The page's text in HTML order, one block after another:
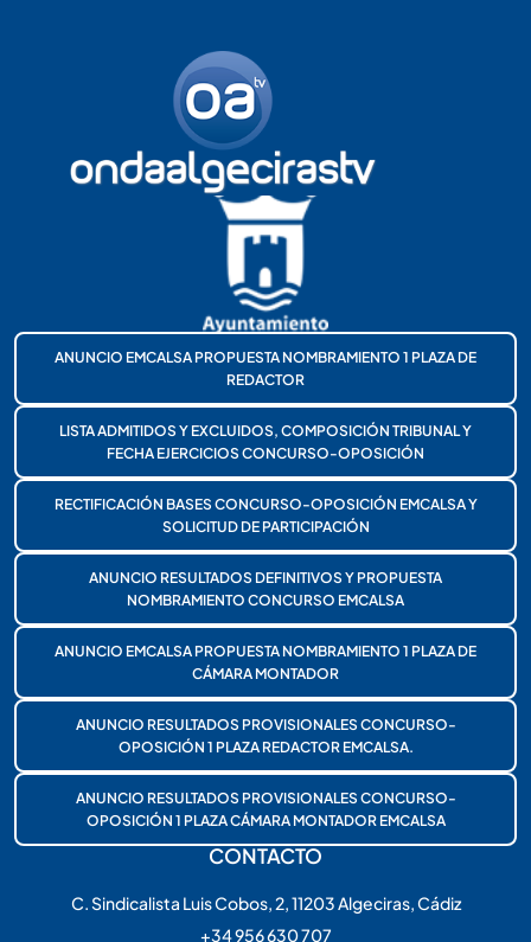
ANUNCIO EMCALSA PROPUESTA NOMBRAMIENTO 1 PLAZA DE
REDACTOR
LISTA ADMITIDOS Y EXCLUIDOS, COMPOSICIÓN TRIBUNAL Y
FECHA EJERCICIOS CONCURSO-OPOSICIÓN
RECTIFICACIÓN BASES CONCURSO-OPOSICIÓN EMCALSA Y
SOLICITUD DE PARTICIPACIÓN
ANUNCIO RESULTADOS DEFINITIVOS Y PROPUESTA
NOMBRAMIENTO CONCURSO EMCALSA
ANUNCIO EMCALSA PROPUESTA NOMBRAMIENTO 1 PLAZA DE
CÁMARA MONTADOR
ANUNCIO RESULTADOS PROVISIONALES CONCURSO-
OPOSICIÓN 1 PLAZA REDACTOR EMCALSA.
ANUNCIO RESULTADOS PROVISIONALES CONCURSO-
OPOSICIÓN 1 PLAZA CÁMARA MONTADOR EMCALSA
CONTACTO
C. Sindicalista Luis Cobos, 2, 11203 Algeciras, Cádiz
+34 956 630 707